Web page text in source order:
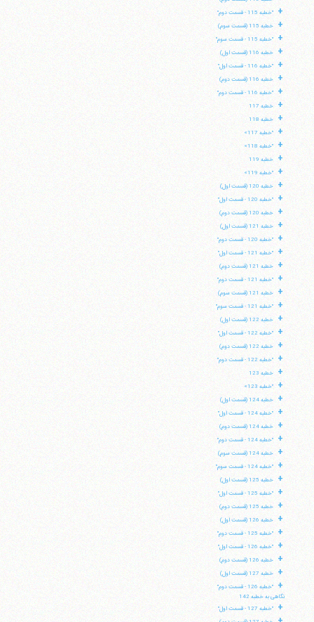
+ "خطبه 115 - قسمت دوم"
+ خطبه 115 (قسمت سوم)
+ "خطبه 115 - قسمت سوم"
+ خطبه 116 (قسمت اول)
+ "خطبه 116 - قسمت اول"
+ خطبه 116 (قسمت دوم)
+ "خطبه 116 - قسمت دوم"
+ خطبه 117
+ خطبه 118
+ "خطبه 117»
+ "خطبه 118»
+ خطبه 119
+ "خطبه 119»
+ خطبه 120 (قسمت اول)
+ "خطبه 120 - قسمت اول"
+ خطبه 120 (قسمت دوم)
+ خطبه 121 (قسمت اول)
+ "خطبه 120 - قسمت دوم"
+ "خطبه 121 - قسمت اول"
+ خطبه 121 (قسمت دوم)
+ "خطبه 121 - قسمت دوم"
+ خطبه 121 (قسمت سوم)
+ "خطبه 121 - قسمت سوم"
+ خطبه 122 (قسمت اول)
+ "خطبه 122 - قسمت اول"
+ خطبه 122 (قسمت دوم)
+ "خطبه 122 - قسمت دوم"
+ خطبه 123
+ "خطبه 123»
+ خطبه 124 (قسمت اول)
+ "خطبه 124 - قسمت اول"
+ خطبه 124 (قسمت دوم)
+ "خطبه 124 - قسمت دوم"
+ خطبه 124 (قسمت سوم)
+ "خطبه 124 - قسمت سوم"
+ خطبه 125 (قسمت اول)
+ "خطبه 125 - قسمت اول"
+ خطبه 125 (قسمت دوم)
+ خطبه 126 (قسمت اول)
+ "خطبه 125 - قسمت دوم"
+ "خطبه 126 - قسمت اول"
+ خطبه 126 (قسمت دوم)
+ خطبه 127 (قسمت اول)
+
"خطبه 126 - قسمت دوم"
نگاهی به خطبه 142
+ "خطبه 127 - قسمت اول"